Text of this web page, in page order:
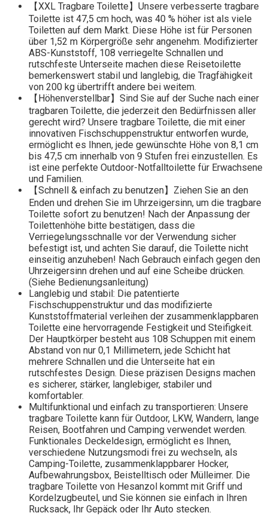
【XXL Tragbare Toilette】Unsere verbesserte tragbare
Toilette ist 47,5 cm hoch, was 40 % höher ist als viele
Toiletten auf dem Markt. Diese Höhe ist für Personen
über 1,52 m Körpergröße sehr angenehm. Modifizierter
ABS-Kunststoff, 108 verriegelte Schnallen und
rutschfeste Unterseite machen diese Reisetoilette
bemerkenswert stabil und langlebig, die Tragfähigkeit
von 200 kg übertrifft andere bei weitem.
【Höhenverstellbar】Sind Sie auf der Suche nach einer
tragbaren Toilette, die jederzeit den Bedürfnissen aller
gerecht wird? Unsere tragbare Toilette, die mit einer
innovativen Fischschuppenstruktur entworfen wurde,
ermöglicht es Ihnen, jede gewünschte Höhe von 8,1 cm
bis 47,5 cm innerhalb von 9 Stufen frei einzustellen. Es
ist eine perfekte Outdoor-Notfalltoilette für Erwachsene
und Familien.
【Schnell & einfach zu benutzen】Ziehen Sie an den
Enden und drehen Sie im Uhrzeigersinn, um die tragbare
Toilette sofort zu benutzen! Nach der Anpassung der
Toilettenhöhe bitte bestätigen, dass die
Verriegelungsschnalle vor der Verwendung sicher
befestigt ist, und achten Sie darauf, die Toilette nicht
einseitig anzuheben! Nach Gebrauch einfach gegen den
Uhrzeigersinn drehen und auf eine Scheibe drücken.
(Siehe Bedienungsanleitung)
Langlebig und stabil: Die patentierte
Fischschuppenstruktur und das modifizierte
Kunststoffmaterial verleihen der zusammenklappbaren
Toilette eine hervorragende Festigkeit und Steifigkeit.
Der Hauptkörper besteht aus 108 Schuppen mit einem
Abstand von nur 0,1 Millimetern, jede Schicht hat
mehrere Schnallen und die Unterseite hat ein
rutschfestes Design. Diese präzisen Designs machen
es sicherer, stärker, langlebiger, stabiler und
komfortabler.
Multifunktional und einfach zu transportieren: Unsere
tragbare Toilette kann für Outdoor, LKW, Wandern, lange
Reisen, Bootfahren und Camping verwendet werden.
Funktionales Deckeldesign, ermöglicht es Ihnen,
verschiedene Nutzungsmodi frei zu wechseln, als
Camping-Toilette, zusammenklappbarer Hocker,
Aufbewahrungsbox, Beistelltisch oder Mülleimer. Die
tragbare Toilette von Hesanzol kommt mit Griff und
Kordelzugbeutel, und Sie können sie einfach in Ihren
Rucksack, Ihr Gepäck oder Ihr Auto stecken.